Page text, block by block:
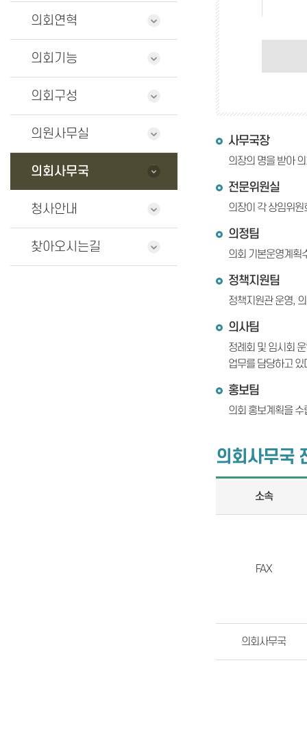
의회연혁
의회기능
의회구성
의원사무실
의회사무국
청사안내
찾아오시는길
사무국장
의장의 명을 받아
전문위원실
의장이 각 상임위
의정팀
의회 기본운영계획
정책지원팀
정책지원관 운영,
의사팀
정례회 및 임시회
업무를 담당하고 있
홍보팀
의회 홍보계획을
의회사무국
소속
FAX
의회사무국